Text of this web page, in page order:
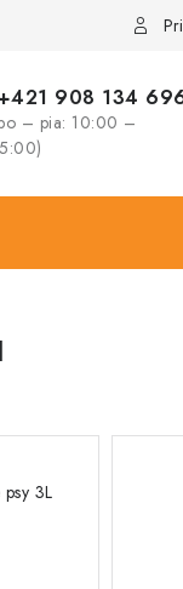
+421 908 134
– pia: 10:00 –
3L